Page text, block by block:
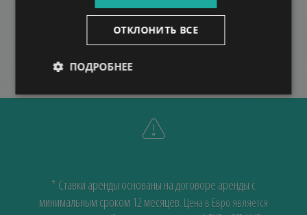
БОЛЬШЕ
* Ставки аренды основаны на договоре аренды с
минимальным сроком 12 месяцев. Цена в Евро является
ОТКЛОНИТЬ ВСЕ
ПОДРОБНЕЕ